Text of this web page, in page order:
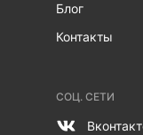
Блог
Контакты
СОЦ. СЕТИ